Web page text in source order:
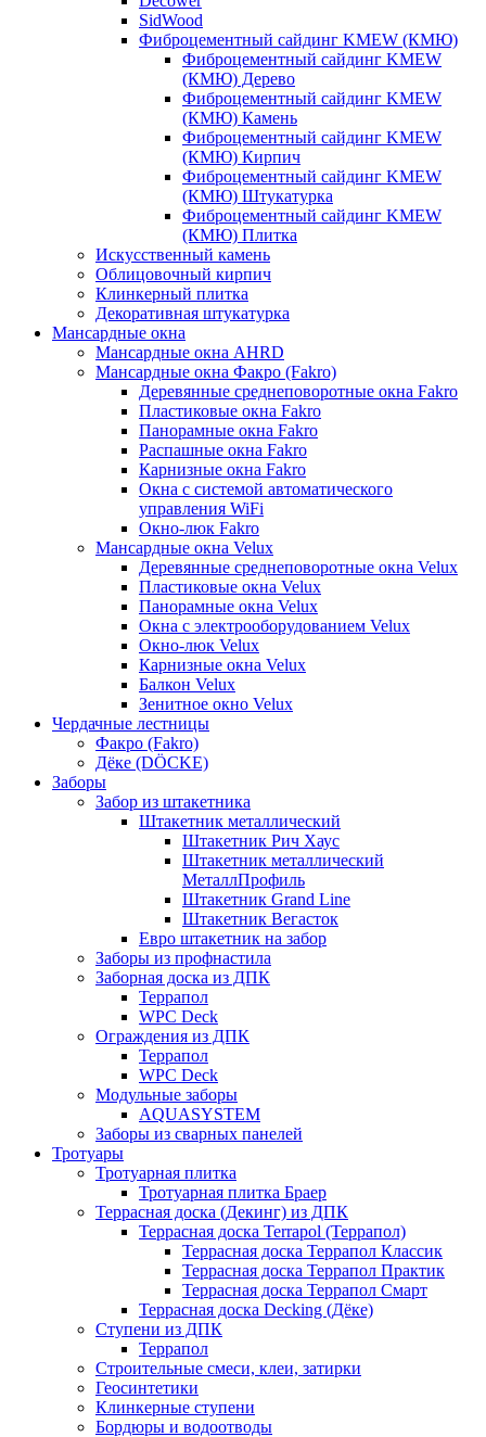
SidWood
Фиброцементный сайдинг KMEW (КМЮ)
Фиброцементный сайдинг KMEW
(КМЮ) Дерево
Фиброцементный сайдинг KMEW
(КМЮ) Камень
Фиброцементный сайдинг KMEW
(КМЮ) Кирпич
Фиброцементный сайдинг KMEW
(КМЮ) Штукатурка
Фиброцементный сайдинг KMEW
(КМЮ) Плитка
Искусственный камень
Облицовочный кирпич
Клинкерный плитка
Декоративная штукатурка
Мансардные окна
Мансардные окна AHRD
Мансардные окна Факро (Fakro)
Деревянные среднеповоротные окна Fakro
Пластиковые окна Fakro
Панорамные окна Fakro
Распашные окна Fakro
Карнизные окна Fakro
Окна с системой автоматического
управления WiFi
Окно-люк Fakro
Мансардные окна Velux
Деревянные среднеповоротные окна Velux
Пластиковые окна Velux
Панорамные окна Velux
Окна с электрооборудованием Velux
Окно-люк Velux
Карнизные окна Velux
Балкон Velux
Зенитное окно Velux
Чердачные лестницы
Факро (Fakro)
Дёке (DÖCKE)
Заборы
Забор из штакетника
Штакетник металлический
Штакетник Рич Хаус
Штакетник металлический
МеталлПрофиль
Штакетник Grand Line
Штакетник Вегасток
Евро штакетник на забор
Заборы из профнастила
Заборная доска из ДПК
Террапол
WPC Deck
Ограждения из ДПК
Террапол
WPC Deck
Модульные заборы
AQUASYSTEM
Заборы из сварных панелей
Тротуары
Тротуарная плитка
Тротуарная плитка Браер
Террасная доска (Декинг) из ДПК
Террасная доска Terrapol (Террапол)
Террасная доска Террапол Классик
Террасная доска Террапол Практик
Террасная доска Террапол Смарт
Террасная доска Decking (Дёке)
Ступени из ДПК
Террапол
Строительные смеси, клеи, затирки
Геосинтетики
Клинкерные ступени
Бордюры и водоотводы